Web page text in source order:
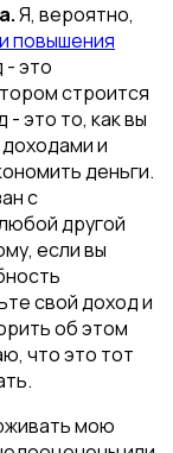
Я, вероятно,
повышения
- это
строится
это то, как вы
и
деньги.
с
другой
если вы
свой доход и
об этом
что это тот
мою